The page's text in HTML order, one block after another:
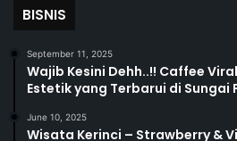
BISNIS
September 11, 2025
Wajib Kesini Dehh..!! Caffee
Estetik yang Terbarui di Sungai
June 10, 2025
Wisata Kerinci – Strawberry &